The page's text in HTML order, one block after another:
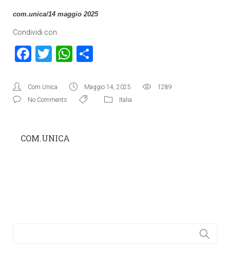
com.unica/14 maggio 2025
Condividi con
Facebook
TwitterWhatsApp
Com.Unica Maggio 14, 2025
1289
No Comments
Italia
COM.UNICA